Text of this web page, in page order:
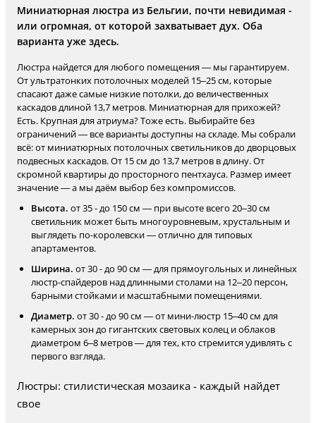
Миниатюрная люстра из Бельгии, почти невидимая -
или огромная, от которой захватывает дух. Оба
варианта уже здесь.
Люстра найдется для любого помещения — мы гарантируем.
От ультратонких потолочных моделей 15–25 см, которые
спасают даже самые низкие потолки, до величественных
каскадов длиной 13,7 метров. Миниатюрная для прихожей?
Есть. Крупная для атриума? Тоже есть. Выбирайте без
ограничений — все варианты доступны на складе. Мы собрали
всё: от миниатюрных потолочных светильников до дворцовых
подвесных каскадов. От 15 см до 13,7 метров в длину. От
скромной квартиры до просторного пентхауса. Размер имеет
значение — а мы даём выбор без компромиссов.
Высота. от 35 - до 150 см — при высоте всего 20–30 см
светильник может быть многоуровневым, хрустальным и
выглядеть по-королевски — отлично для типовых
апартаментов.
Ширина. от 30 - до 90 см — для прямоугольных и линейных
люстр-спайдеров над длинными столами на 12–20 персон,
барными стойками и масштабными помещениями.
Диаметр. от 30 - до 90 см — от мини-люстр 15–40 см для
камерных зон до гигантских световых колец и облаков
диаметром 6–8 метров — для тех, кто стремится удивлять с
первого взгляда.
Люстры: стилистическая мозаика - каждый найдет
свое